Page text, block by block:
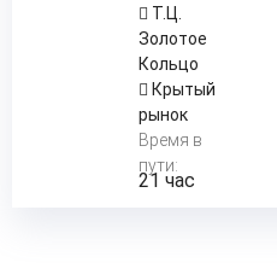
Т.Ц.
Золотое
Кольцо
Крытый
рынок
Время в
пути:
21 час